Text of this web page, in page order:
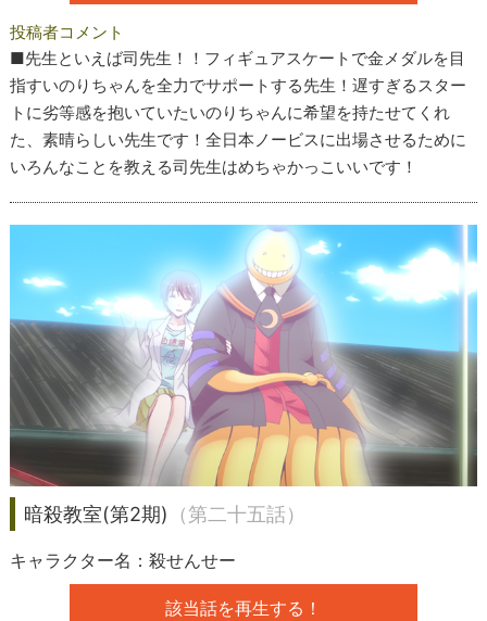
投稿者コメント
■先生といえば司先生！！フィギュアスケートで金メダルを目
指すいのりちゃんを全力でサポートする先生！遅すぎるスター
トに劣等感を抱いていたいのりちゃんに希望を持たせてくれ
た、素晴らしい先生です！全日本ノービスに出場させるために
いろんなことを教える司先生はめちゃかっこいいです！
暗殺教室(第2期) （第二十五話）
キャラクター名：殺せんせー
該当話を再生する！